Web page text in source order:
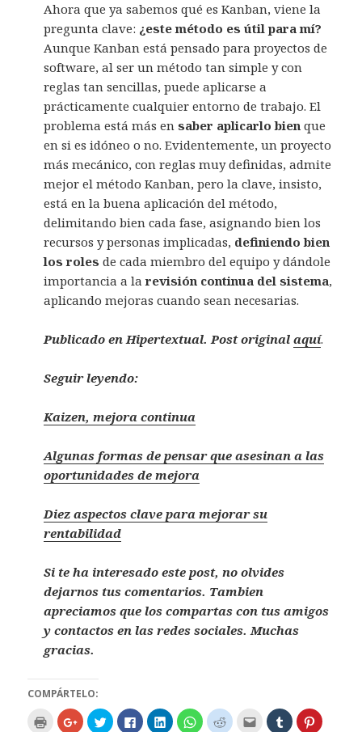
Ahora que ya sabemos qué es Kanban, viene la
pregunta clave: ¿este método es útil para mí?
Aunque Kanban está pensado para proyectos de
software, al ser un método tan simple y con
reglas tan sencillas, puede aplicarse a
prácticamente cualquier entorno de trabajo. El
problema está más ensaber aplicarlo bien que
en si es idóneo o no. Evidentemente, un proyecto
más mecánico, con reglas muy definidas, admite
mejor el método Kanban, pero la clave, insisto,
está en la buena aplicación del método,
delimitando bien cada fase, asignando bien los
recursos y personas implicadas, definiendo bien
los roles de cada miembro del equipo y dándole
importancia a larevisión continua del sistema,
aplicando mejoras cuando sean necesarias.
Publicado en Hipertextual. Post originalaquí.
Seguir leyendo:
Kaizen, mejora continua
Algunas formas de pensar que asesinan a las
oportunidades de mejora
Diez aspectos clave para mejorar su
rentabilidad
Si te ha interesado este post, no olvides
dejarnos tus comentarios. Tambien
apreciamos que los compartas con tus amigos
y contactos en las redes sociales. Muchas
gracias.
COMPÁRTELO:
H
a
H
a
H
a
H
a
H
a
H
a
H
a
H
a